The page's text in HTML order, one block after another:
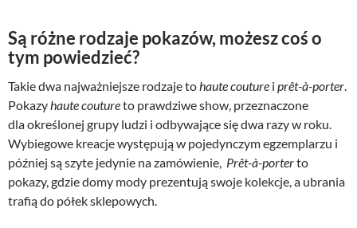
Są różne rodzaje pokazów, możesz coś o
tym powiedzieć?
Takie dwa najważniejsze rodzaje tohaute couture i prêt-à-porter.
Pokazyhaute coutureto prawdziwe show, przeznaczone
dla określonej grupy ludzi i odbywające się dwa razy w roku.
Wybiegowe kreacje występują w pojedynczym egzemplarzu i
później są szyte jedynie na zamówienie, Prêt-à-porterto
pokazy, gdzie domy mody prezentują swoje kolekcje, a ubrania
trafią do półek sklepowych.